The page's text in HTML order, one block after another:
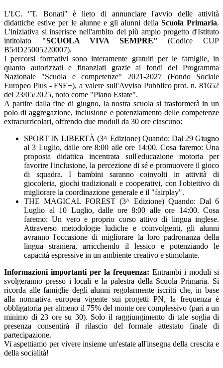
L'I.C. "T. Bonati" è lieto di annunciare l'avvio delle attività
didattiche estive per le alunne e gli alunni della Scuola Primaria.
L'iniziativa si inserisce nell'ambito del più ampio progetto d'Istituto
intitolato "SCUOLA VIVA SEMPRE"
(Codice CUP
B54D25005220007).
I percorsi formativi sono interamente gratuiti per le famiglie, in
quanto autorizzati e finanziati grazie ai fondi del Programma
Nazionale "Scuola e competenze" 2021-2027 (Fondo Sociale
Europeo Plus - FSE+), a valere sull'Avviso Pubblico prot. n. 81652
del 23/05/2025, noto come "Piano Estate".
A partire dalla fine di giugno, la nostra scuola si trasformerà in un
polo di aggregazione, inclusione e potenziamento delle competenze
extracurricolari, offrendo due moduli da 30 ore ciascuno:
SPORT IN LIBERTÀ (3^ Edizione) Quando: Dal 29 Giugno
al 3 Luglio, dalle ore 8:00 alle ore 14:00. Cosa faremo: Una
proposta didattica incentrata sull'educazione motoria per
favorire l'inclusione, la percezione di sé e promuovere il gioco
di squadra. I bambini saranno coinvolti in attività di
giocoleria, giochi tradizionali e cooperativi, con l'obiettivo di
migliorare la coordinazione generale e il "fairplay".
THE MAGICAL FOREST (3^ Edizione) Quando: Dal 6
Luglio al 10 Luglio, dalle ore 8:00 alle ore 14:00. Cosa
faremo: Un vero e proprio corso attivo di lingua inglese.
Attraverso metodologie ludiche e coinvolgenti, gli alunni
avranno l'occasione di migliorare la loro padronanza della
lingua straniera, arricchendo il lessico e potenziando le
capacità espressive in un ambiente creativo e stimolante.
Informazioni importanti per la frequenza: Entrambi i moduli si
svolgeranno presso i locali e la palestra della Scuola Primaria. Si
ricorda alle famiglie degli alunni regolarmente iscritti che, in base
alla normativa europea vigente sui progetti PN, la frequenza è
obbligatoria per almeno il 75% del monte ore complessivo (pari a un
minimo di 23 ore su 30). Solo il raggiungimento di tale soglia di
presenza consentirà il rilascio del formale attestato finale di
partecipazione.
Vi aspettiamo per vivere insieme un'estate all'insegna della crescita e
della socialità!